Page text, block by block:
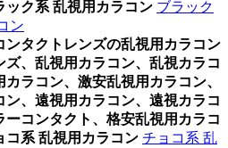
ック系 乱視用カラコン ブラック
ン
ンタクトレンズの乱視用カラコン
ズ、乱視用カラコン、乱視カラコ
カラコン、激安乱視用カラコン、
ン、遠視用カラコン、遠視カラコ
ーコンタクト、格安乱視用カラコ
コ系 乱視用カラコン チョコ系 乱